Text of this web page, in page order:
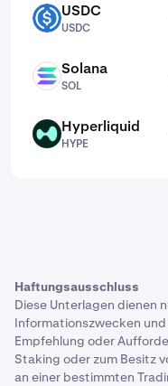
USDC USDC
USDC
SOL Solana
SOL
HYPE Hyperliquid
HYPE
Haftungsausschluss
Diese Unterlagen dienen
Informationszwecken
Empfehlung oder
Staking oder zum Besitz
an einer bestimmten